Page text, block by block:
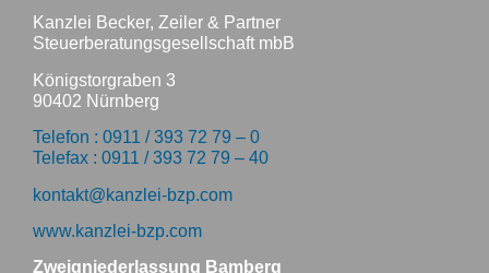
Kanzlei Becker, Zeiler & Partner
Steuerberatungsgesellschaft mbB
Königstorgraben 3
90402 Nürnberg
Telefon : 0911 / 393 72 79 – 0
Telefax : 0911 / 393 72 79 – 40
kontakt@kanzlei-bzp.com
www.kanzlei-bzp.com
Zweigniederlassung Bamberg